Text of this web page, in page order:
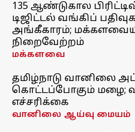
135 ஆண்டுகால
டிஜிட்டல் வங்கிப்
அங்கீகாரம்;
நிறைவேற்றம்
மக்களவை
தமிழ்நாடு வானிலை
கொட்டப்போகும் மழை;
எச்சரிக்கை
வானிலை ஆய்வு மையம்